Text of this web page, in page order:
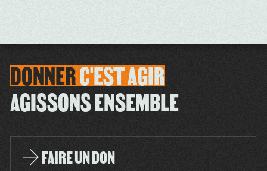
DONNERC'ESTAGIR
AGISSONS ENSEMBLE
FAIRE UN DON